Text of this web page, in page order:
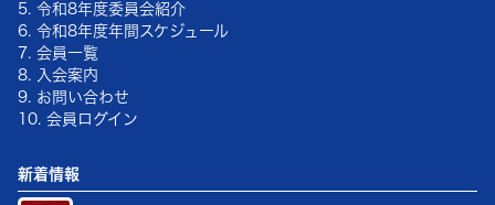
5. 令和8年度委員会紹介
6. 令和8年度年間スケジュール
7. 会員一覧
8. 入会案内
9. お問い合わせ
10. 会員ログイン
新着情報